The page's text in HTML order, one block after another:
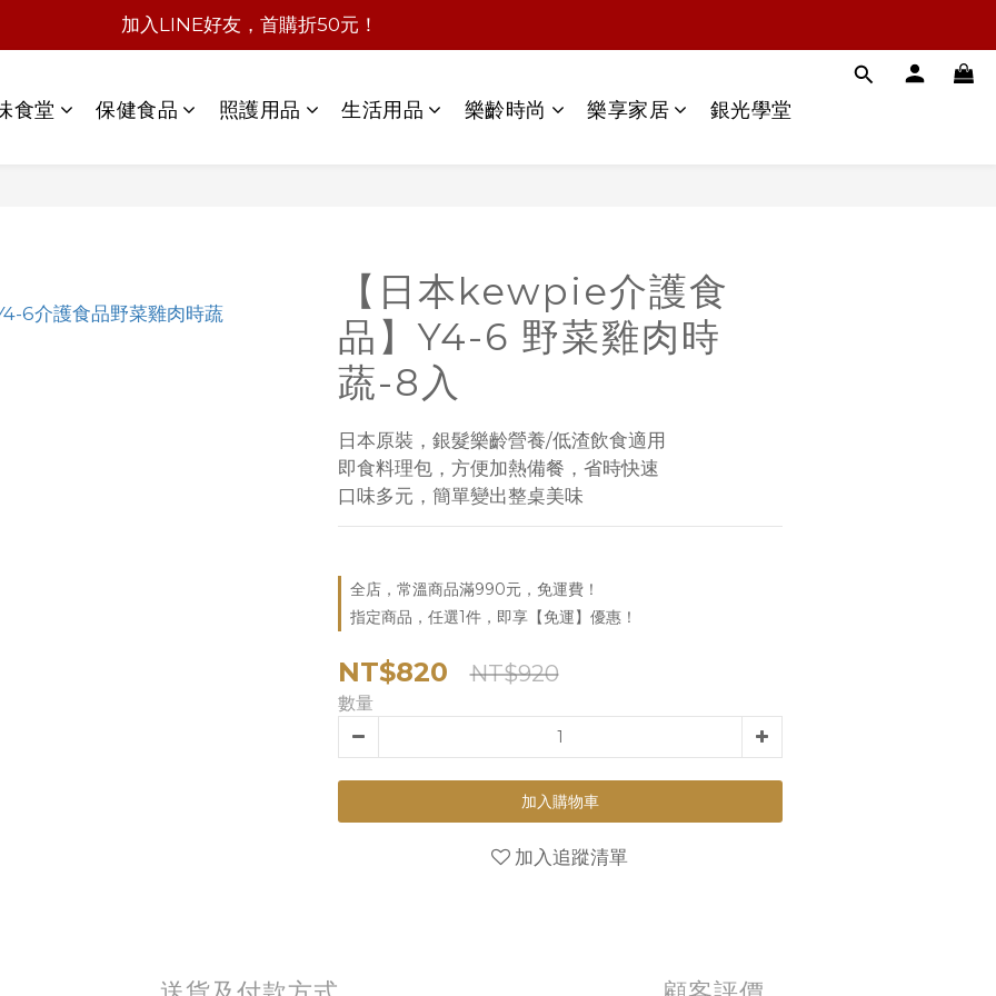
加入LINE好友，首購折50元！
食堂 保健食品 照護用品 生活用品 樂齡時尚 樂享家居 銀光學堂
【日本kewpie介護食
品】Y4-6 野菜雞肉時
蔬-8入
日本原裝，銀髮樂齡營養/低渣飲食適用
即食料理包，方便加熱備餐，省時快速
口味多元，簡單變出整桌美味
全店，常溫商品滿990元，免運費！
指定商品，任選1件，即享【免運】優惠！
NT$820 NT$920
數量
加入購物車
加入追蹤清單